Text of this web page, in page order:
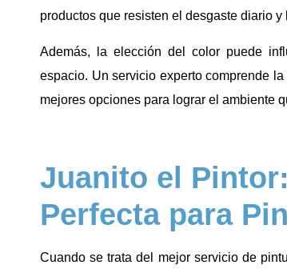
productos que resisten el desgaste diario
Además, la elección del color puede
espacio. Un servicio experto comprende
mejores opciones para lograr el ambiente
Juanito el
Perfecta para
Cuando se trata del mejor servicio de